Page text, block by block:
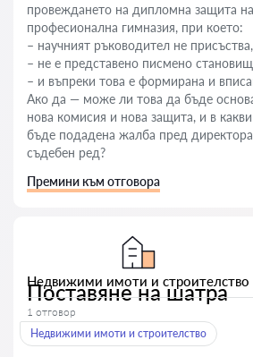
провеждането на дипломна защита
професионална гимназия, при което:
– научният ръководител не присъства,
– не е представено писмено
– и въпреки това е формирана и
Ако да — може ли това да бъде
нова комисия и нова защита, и в
бъде подадена жалба пред
съдебен ред?
Премини към отговора
Недвижими имоти и строителство
Поставяне на шатра
1 отговор
Недвижими имоти и строителство